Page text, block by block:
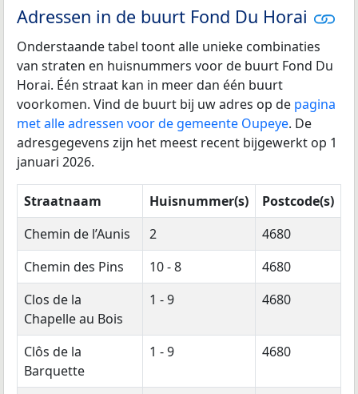
Adressen in de buurt Fond Du Horai
Onderstaande tabel toont alle unieke combinaties
van straten en huisnummers voor de buurt Fond Du
Horai. Één straat kan in meer dan één buurt
voorkomen. Vind de buurt bij uw adres op de pagina
met alle adressen voor de gemeente Oupeye. De
adresgegevens zijn het meest recent bijgewerkt op 1
januari 2026.
Straatnaam Huisnummer(s)
Postcode(s)
Chemin de l’Aunis
2
4680
Chemin des Pins
10 - 8
4680
Clos de la
Chapelle au Bois
1 - 9 4680
Clôs de la
Barquette
1 - 9 4680